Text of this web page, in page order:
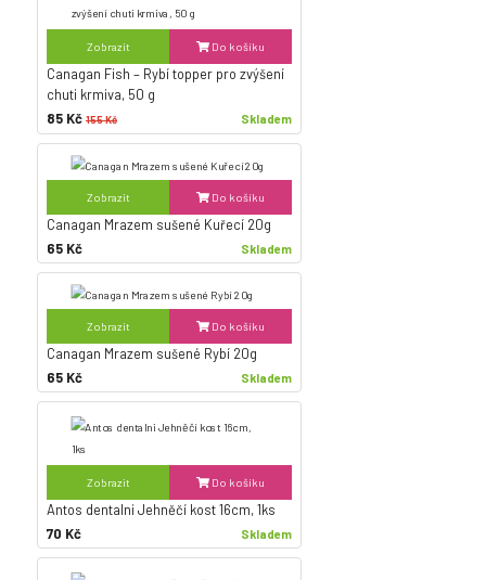
Zobrazit Do košíku
Canagan Fish – Rybí topper pro zvýšení
chuti krmiva, 50 g
85 Kč 155 Kč Skladem
Zobrazit Do košíku
Canagan Mrazem sušené Kuřecí 20g
65 Kč
Skladem
Zobrazit Do košíku
Canagan Mrazem sušené Rybí 20g
65 Kč
Skladem
Zobrazit Do košíku
Antos dentalni Jehněčí kost 16cm, 1ks
70 Kč
Skladem